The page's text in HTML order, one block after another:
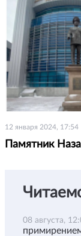
12 января 2024, 17:54
Памятник
08 августа,